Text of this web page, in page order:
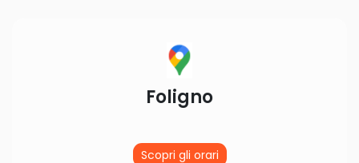
Foligno
Scopri gli orari